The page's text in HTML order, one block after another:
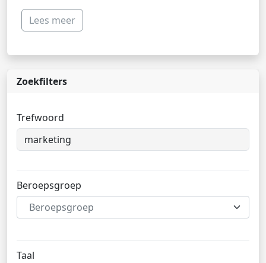
Lees meer
Zoekfilters
Trefwoord
Beroepsgroep
Beroepsgroep
Taal